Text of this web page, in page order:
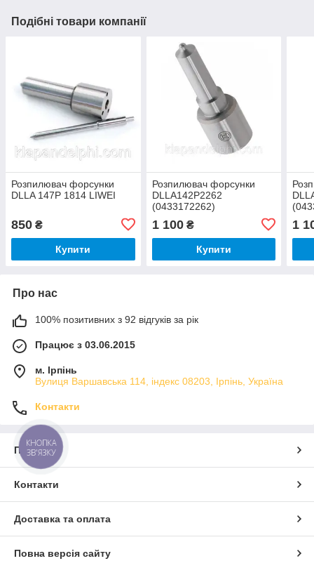
Подібні товари компанії
Розпилювач форсунки
DLLA 147P 1814 LIWEI
850 ₴
Купити
Розпилювач форсунки
DLLA142P2262
(0433172262)
1 100₴
Купити
1
Про нас
100% позитивних з 92 відгуків за рік
Працює з 03.06.2015
м. Ірпінь
Вулиця Варшавська 114, індекс 08203, Ірпінь, Україна
Контакти
Про нас
Контакти
Доставка та оплата
Повна версія сайту
КНОПКА
ЗВ'ЯЗКУ